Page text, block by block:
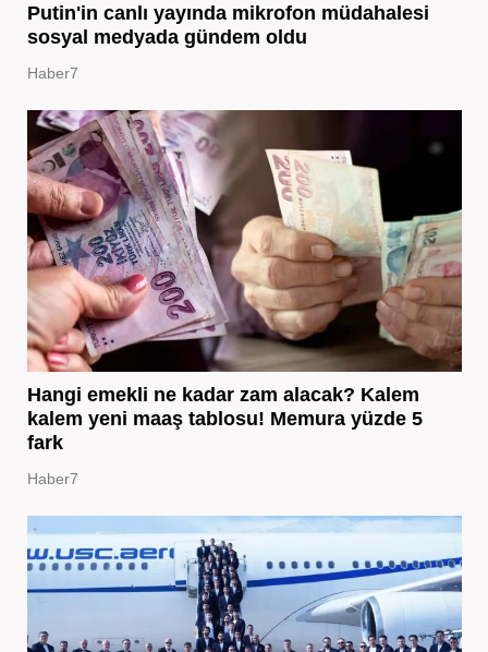
Putin'in canlı yayında mikrofon müdahalesi
sosyal medyada gündem oldu
Haber7
Hangi emekli ne kadar zam alacak? Kalem
kalem yeni maaş tablosu! Memura yüzde 5
fark
Haber7